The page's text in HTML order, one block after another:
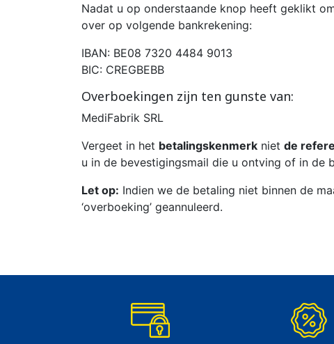
Nadat u op onderstaande knop heeft geklikt
over op volgende bankrekening:
IBAN: BE08 7320 4484 9013
BIC: CREGBEBB
Overboekingen zijn ten gunste van:
MediFabrik SRL
Vergeet in het betalingskenmerk niet de
u in de bevestigingsmail die u ontving of in de
Let op: Indien we de betaling niet binnen de
‘overboeking’ geannuleerd.